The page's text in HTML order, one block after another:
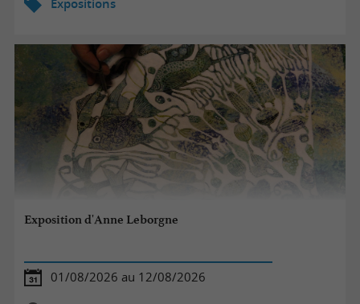
Expositions
Exposition d'Anne Leborgne
01/08/2026 au 12/08/2026